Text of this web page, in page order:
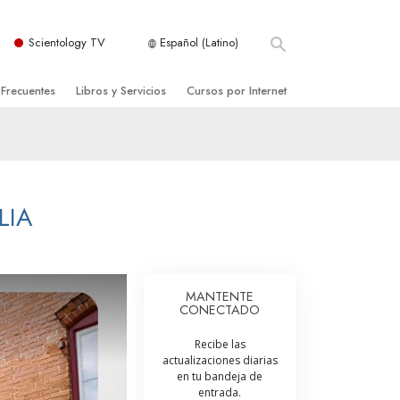
Scientology TV Español (Latino)
de Scientology
Libros y Servicios
Introductorias
Iniciales
Cursos por Internet
Ayudas para Enfermedades y Lesiones
La Integridad y la Honestidad
El Matrimonio
La Escala Tonal Emocional
MANTENTE
CONECTADO
Recibe las
actualizaciones diarias
en tu bandeja de
entrada.